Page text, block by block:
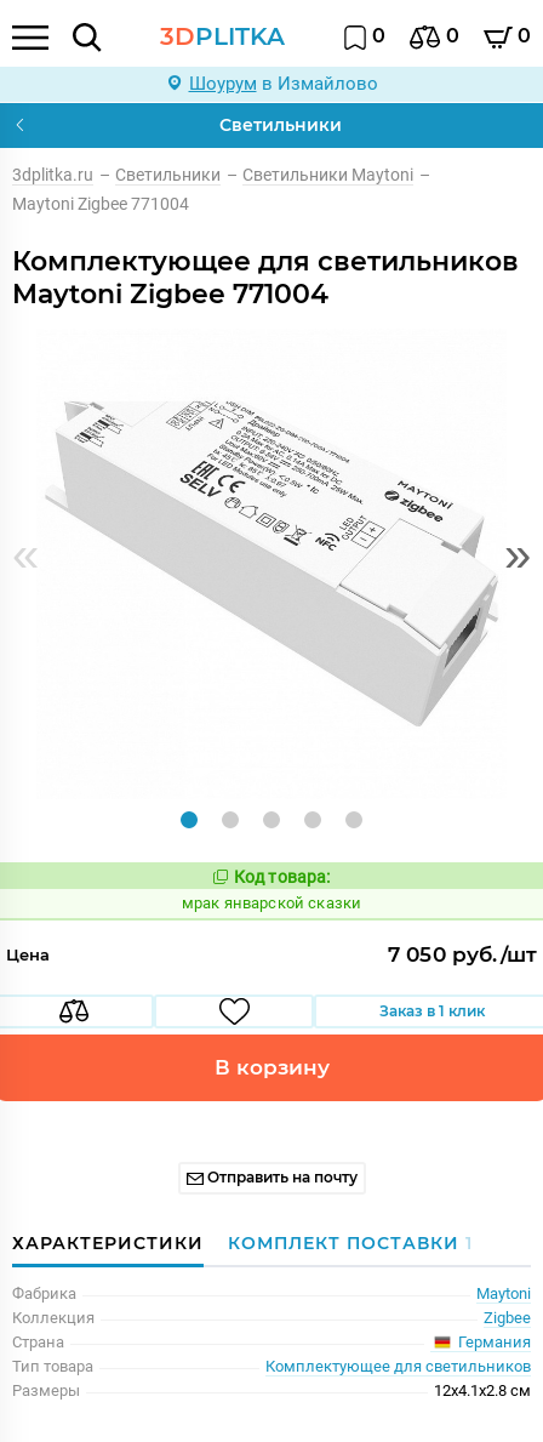
3DPLITKA 0 0 0
Шоурум в Измайлово
Светильники
3dplitka.ru – Светильники – Светильники Maytoni –
Maytoni Zigbee 771004
Комплектующее для светильников
Maytoni Zigbee 771004
« »
Код:
1062215
Код товара:
мрак январской сказки
Цена 7 050 руб./шт
Заказ в 1 клик
В корзину
Отправить на почту
ХАРАКТЕРИСТИКИ КОМПЛЕКТ ПОСТАВКИ 1
Фабрика
Maytoni
Коллекция
Zigbee
Страна
Германия
Тип товара
Комплектующее для светильников
Размеры
12x4.1x2.8 см